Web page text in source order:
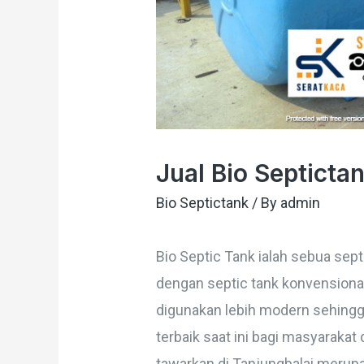
Jual Bio
Bio Septictank / By admin
Bio Septic Tank ialah sebua
dengan septic tank
digunakan lebih modern
terbaik saat ini bagi masyarakat